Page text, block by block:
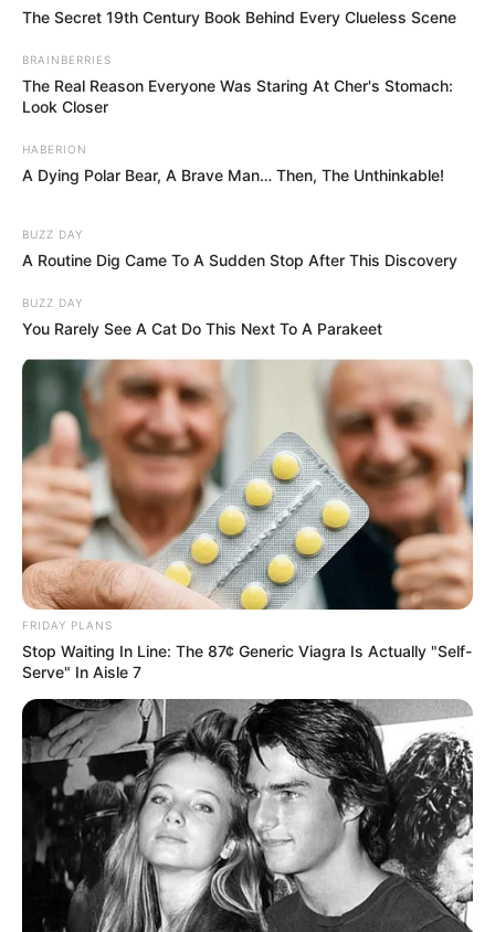
The Secret 19th Century Book Behind Every Clueless Scene
BRAINBERRIES
The Real Reason Everyone Was Staring At Cher's Stomach:
Look Closer
HABERION
A Dying Polar Bear, A Brave Man… Then, The Unthinkable!
BUZZ DAY
A Routine Dig Came To A Sudden Stop After This Discovery
BUZZ DAY
You Rarely See A Cat Do This Next To A Parakeet
FRIDAY PLANS
Stop Waiting In Line: The 87¢ Generic Viagra Is Actually "Self-
Serve" In Aisle 7